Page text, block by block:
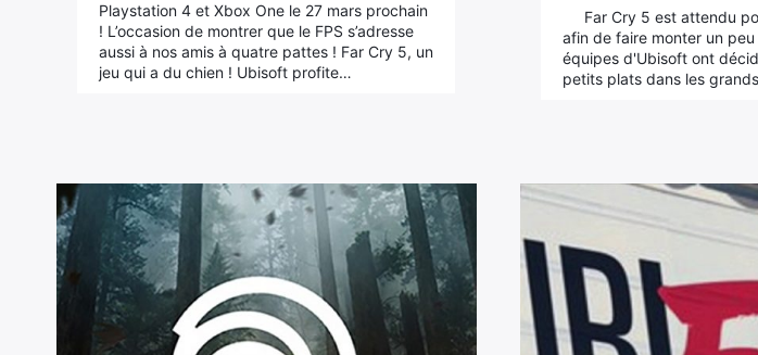
Playstation 4 et Xbox One le 27 mars prochain
! L’occasion de montrer que le FPS s’adresse
aussi à nos amis à quatre pattes ! Far Cry 5, un
jeu qui a du chien ! Ubisoft profite…
Far Cry 5 est attendu
afin de faire monter un peu
équipes d'Ubisoft ont
petits plats dans les